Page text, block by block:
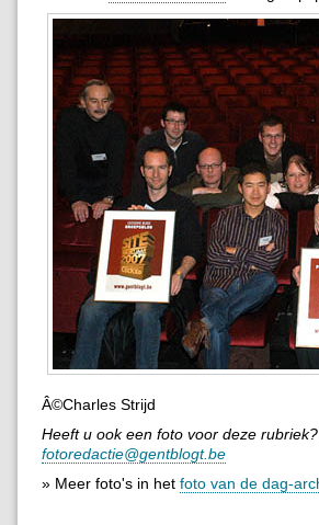
Â©Charles Strijd
Heeft u ook een foto voor deze
fotoredactie@gentblogt.be
» Meer foto's in het foto van de dag-